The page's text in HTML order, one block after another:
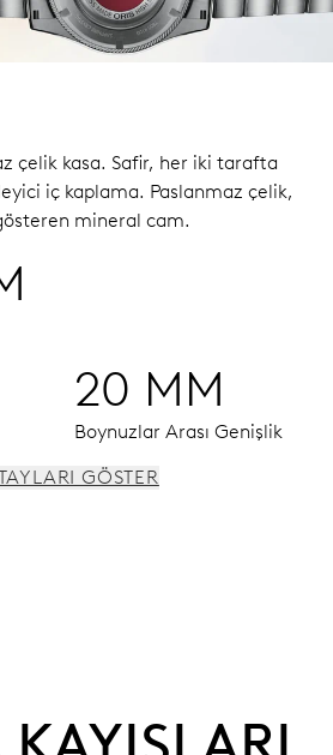
çelik kasa. Safir, her iki tarafta
iç kaplama. Paslanmaz çelik,
mineral cam.
20 MM
Boynuzlar Arası Genişlik
GÖSTER